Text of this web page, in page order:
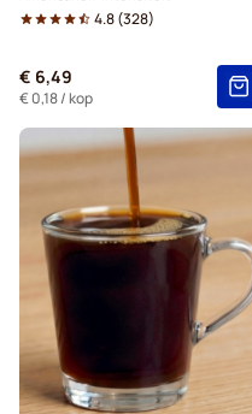
Kaffekapslen voor Senseo®
4.8(328)
€ 6,49
€ 0,18/ kop